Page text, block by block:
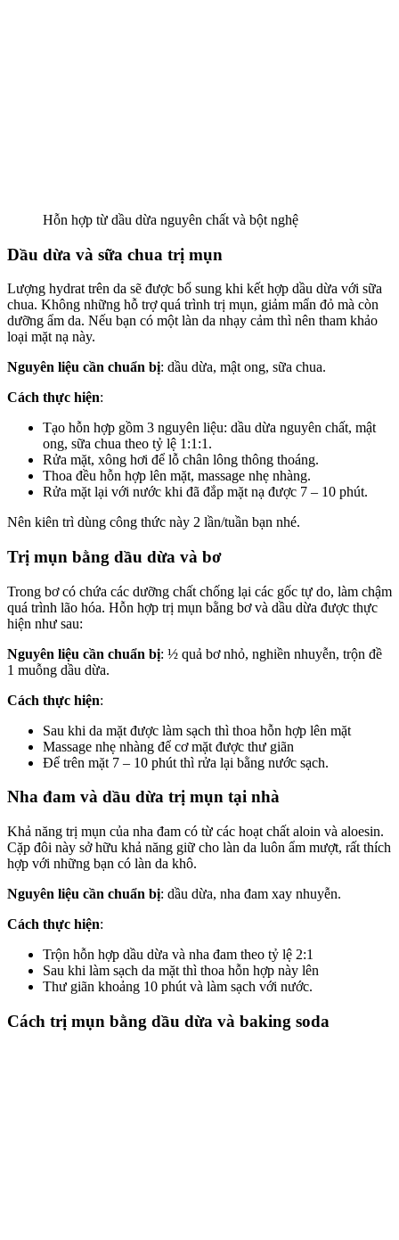
Hỗn hợp từ dầu dừa nguyên chất và bột nghệ
Dầu dừa và sữa chua trị mụn
Lượng hydrat trên da sẽ được bổ sung khi kết hợp dầu dừa với sữa
chua. Không những hỗ trợ quá trình trị mụn, giảm mẩn đỏ mà còn
dưỡng ẩm da. Nếu bạn có một làn da nhạy cảm thì nên tham khảo
loại mặt nạ này.
Nguyên liệu cần chuẩn bị: dầu dừa, mật ong, sữa chua.
Cách thực hiện:
Tạo hỗn hợp gồm 3 nguyên liệu: dầu dừa nguyên chất, mật
ong, sữa chua theo tỷ lệ 1:1:1.
Rửa mặt, xông hơi để lỗ chân lông thông thoáng.
Thoa đều hỗn hợp lên mặt, massage nhẹ nhàng.
Rửa mặt lại với nước khi đã đắp mặt nạ được 7 – 10 phút.
Nên kiên trì dùng công thức này 2 lần/tuần bạn nhé.
Trị mụn bằng dầu dừa và bơ
Trong bơ có chứa các dưỡng chất chống lại các gốc tự do, làm chậm
quá trình lão hóa. Hỗn hợp trị mụn bằng bơ và dầu dừa được thực
hiện như sau:
Nguyên liệu cần chuẩn bị: ½ quả bơ nhỏ, nghiền nhuyễn, trộn đề
1 muỗng dầu dừa.
Cách thực hiện:
Sau khi da mặt được làm sạch thì thoa hỗn hợp lên mặt
Massage nhẹ nhàng để cơ mặt được thư giãn
Để trên mặt 7 – 10 phút thì rửa lại bằng nước sạch.
Nha đam và dầu dừa trị mụn tại nhà
Khả năng trị mụn của nha đam có từ các hoạt chất aloin và aloesin.
Cặp đôi này sở hữu khả năng giữ cho làn da luôn ẩm mượt, rất thích
hợp với những bạn có làn da khô.
Nguyên liệu cần chuẩn bị: dầu dừa, nha đam xay nhuyễn.
Cách thực hiện:
Trộn hỗn hợp dầu dừa và nha đam theo tỷ lệ 2:1
Sau khi làm sạch da mặt thì thoa hỗn hợp này lên
Thư giãn khoảng 10 phút và làm sạch với nước.
Cách trị mụn bằng dầu dừa và baking soda